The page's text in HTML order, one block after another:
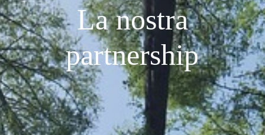
La nostra
partnership